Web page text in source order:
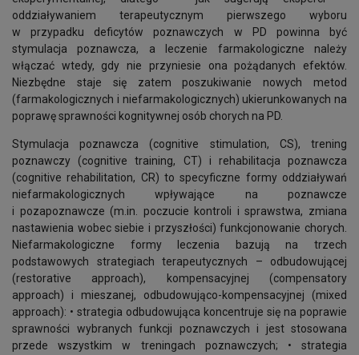
oddziaływaniem terapeutycznym pierwszego wyboru
w przypadku deficytów poznawczych w PD powinna być
stymulacja poznawcza, a leczenie farmakologiczne należy
włączać wtedy, gdy nie przyniesie ona pożądanych efektów.
Niezbędne staje się zatem poszukiwanie nowych metod
(farmakologicznych i niefarmakologicznych) ukierunkowanych na
poprawę sprawności kognitywnej osób chorych na PD.
Stymulacja poznawcza (cognitive stimulation, CS), trening
poznawczy (cognitive training, CT) i rehabilitacja poznawcza
(cognitive rehabilitation, CR) to specyficzne formy oddziaływań
niefarmakologicznych wpływające na poznawcze
i pozapoznawcze (m.in. poczucie kontroli i sprawstwa, zmiana
nastawienia wobec siebie i przyszłości) funkcjonowanie chorych.
Niefarmakologiczne formy leczenia bazują na trzech
podstawowych strategiach terapeutycznych – odbudowującej
(restorative approach), kompensacyjnej (compensatory
approach) i mieszanej, odbudowująco-kompensacyjnej (mixed
approach): • strategia odbudowująca koncentruje się na poprawie
sprawności wybranych funkcji poznawczych i jest stosowana
przede wszystkim w treningach poznawczych; • strategia